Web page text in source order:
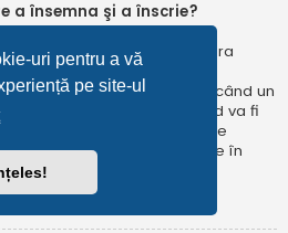
uri pentru a vă
pe site-ul
a însemna şi a înscrie?
foarte asemănătoare cu
Nu eraţi notificat când era
3.1, însemnarea este
un subiect. Puteți fi notificat când un
vă, veţi fi notificat când va fi
sau în forum. Opțiunile de
și înscriere pot fi configurate în
forum”.